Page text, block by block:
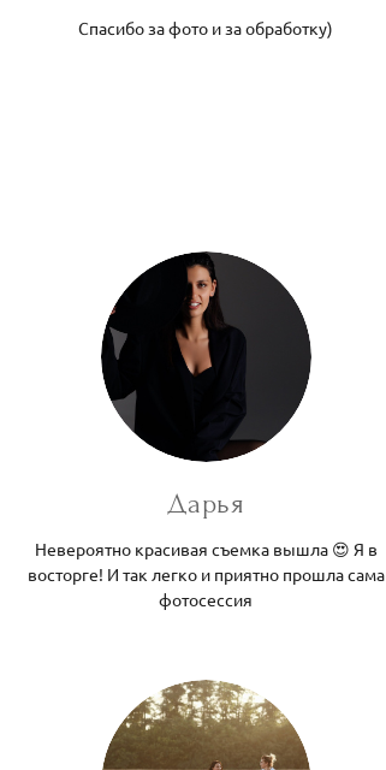
Спасибо за фото и за обработку)
Дарья
Невероятно красивая съемка вышла 😍 Я в
восторге! И так легко и приятно прошла сама
фотосессия